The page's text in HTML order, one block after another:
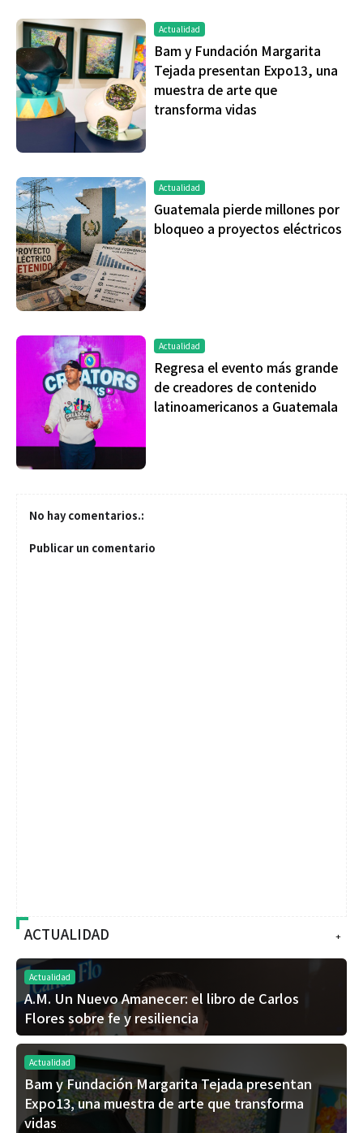
Actualidad
Bam y Fundación Margarita
Tejada presentan Expo13, una
muestra de arte que
transforma vidas
Actualidad
Guatemala pierde millones por
bloqueo a proyectos eléctricos
Actualidad
Regresa el evento más grande
de creadores de contenido
latinoamericanos a Guatemala
No hay comentarios.:
Publicar un comentario
+
ACTUALIDAD
Actualidad
A.M. Un Nuevo Amanecer: el libro de Carlos
Flores sobre fe y resiliencia
Actualidad
Bam y Fundación Margarita Tejada presentan
Expo13, una muestra de arte que transforma
vidas